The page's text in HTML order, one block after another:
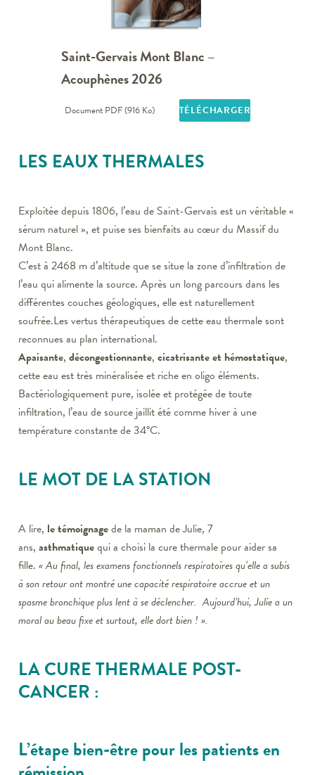
Saint-Gervais Mont Blanc –
Acouphènes 2026
Document PDF (916 Ko) TÉLÉCHARGER
LES EAUX THERMALES
Exploitée depuis 1806, l’eau de Saint-Gervais est un véritable «
sérum naturel », et puise ses bienfaits au cœur du Massif du
Mont Blanc.
C’est à 2468 m d’altitude que se situe la zone d’infiltration de
l’eau qui alimente la source. Après un long parcours dans les
différentes couches géologiques, elle est naturellement
soufrée.Les vertus thérapeutiques de cette eau thermale sont
reconnues au plan international.
Apaisante, décongestionnante, cicatrisante et hémostatique,
cette eau est très minéralisée et riche en oligo éléments.
Bactériologiquement pure, isolée et protégée de toute
infiltration, l’eau de source jaillit été comme hiver à une
température constante de 34°C.
LE MOT DE LA STATION
A lire, le témoignagede la maman de Julie, 7
ans, asthmatiquequi a choisi la cure thermale pour aider sa
fille. « Au final, les examens fonctionnels respiratoires qu’elle a subis
à son retour ont montré une capacité respiratoire accrue et un
spasme bronchique plus lent à se déclencher. Aujourd’hui, Julie a un
moral au beau fixe et surtout, elle dort bien ! ».
LA CURE THERMALE POST-
CANCER :
L’étape bien-être pour les patients en